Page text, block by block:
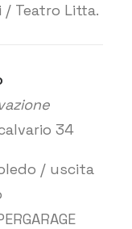
Teatro Litta.
34
/ uscita